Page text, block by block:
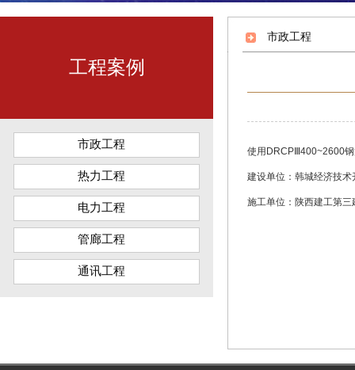
工程案例
市政工程
热力工程
电力工程
管廊工程
通讯工程
市政工程
使用 DRCPⅢ400~2600
建设单位：韩城经济技术
施工单位：陕西建工第三